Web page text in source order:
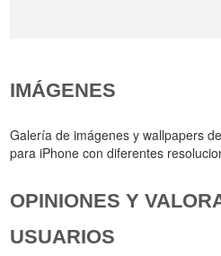
IMÁGENES
Galería de imágenes y wallpapers
para iPhone con diferentes
OPINIONES Y
USUARIOS